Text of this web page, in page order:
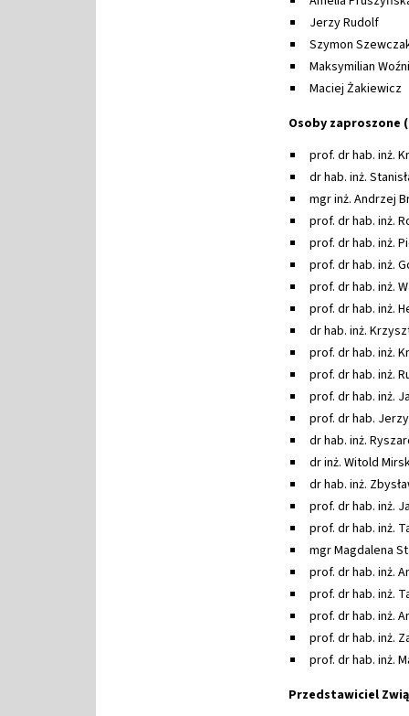
Jerzy Rudolf
Szymon
Maksymilian
Maciej Żakiewicz
Osoby zaproszone
prof. dr hab. inż.
dr hab. inż.
mgr inż. Andrzej
prof. dr hab. inż.
prof. dr hab. inż.
prof. dr hab. inż.
prof. dr hab. inż.
prof. dr hab. inż.
dr hab. inż.
prof. dr hab. inż.
prof. dr hab. inż.
prof. dr hab. inż.
prof. dr hab.
dr hab. inż.
dr inż. Witold
dr hab. inż.
prof. dr hab. inż.
prof. dr hab. inż.
mgr Magdalena
prof. dr hab. inż.
prof. dr hab. inż.
prof. dr hab. inż.
prof. dr hab. inż.
prof. dr hab. inż.
Przedstawiciel